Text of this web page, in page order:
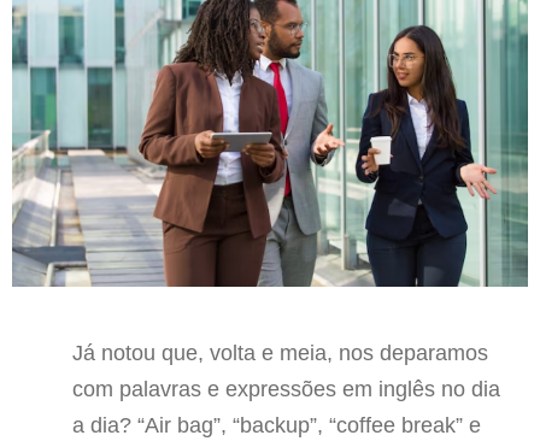
Já notou que, volta e meia, nos deparamos
com palavras e expressões em inglês no dia
a dia? “Air bag”, “backup”, “coffee break” e